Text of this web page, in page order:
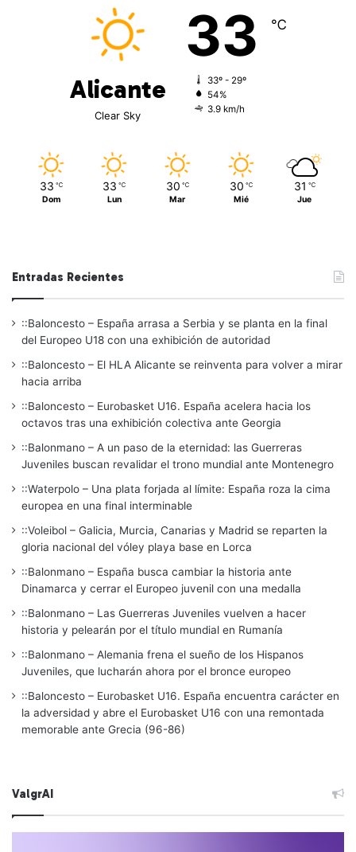
Alicante
Clear Sky
33 ℃
33º - 29º
54%
3.9 km/h
33 ℃
Dom
33 ℃
Lun
30 ℃
Mar
30 ℃
Mié
31 ℃
Jue
Entradas Recientes
::Baloncesto – España arrasa a Serbia y se planta en la final
del Europeo U18 con una exhibición de autoridad
::Baloncesto – El HLA Alicante se reinventa para volver a mirar
hacia arriba
::Baloncesto – Eurobasket U16. España acelera hacia los
octavos tras una exhibición colectiva ante Georgia
::Balonmano – A un paso de la eternidad: las Guerreras
Juveniles buscan revalidar el trono mundial ante Montenegro
::Waterpolo – Una plata forjada al límite: España roza la cima
europea en una final interminable
::Voleibol – Galicia, Murcia, Canarias y Madrid se reparten la
gloria nacional del vóley playa base en Lorca
::Balonmano – España busca cambiar la historia ante
Dinamarca y cerrar el Europeo juvenil con una medalla
::Balonmano – Las Guerreras Juveniles vuelven a hacer
historia y pelearán por el título mundial en Rumanía
::Balonmano – Alemania frena el sueño de los Hispanos
Juveniles, que lucharán ahora por el bronce europeo
::Baloncesto – Eurobasket U16. España encuentra carácter en
la adversidad y abre el Eurobasket U16 con una remontada
memorable ante Grecia (96-86)
ValgrAI